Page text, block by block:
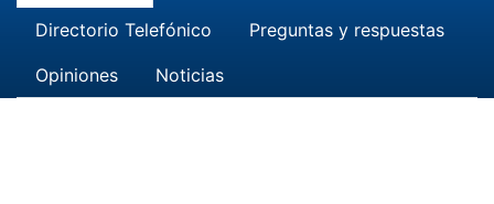
Directorio Telefónico Preguntas y respuestas
Opiniones Noticias